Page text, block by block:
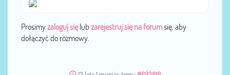
Prosimyzaloguj sięlub zarejestruj się na forumsię, aby
dołączyć do rozmowy.